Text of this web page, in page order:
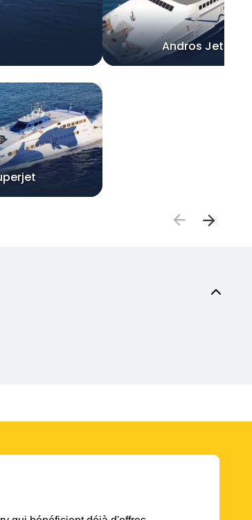
Andros Jet